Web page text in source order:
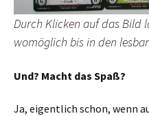
Durch Klicken auf das Bild
womöglich bis in den
Und? Macht das Spaß?
Ja, eigentlich schon, wenn